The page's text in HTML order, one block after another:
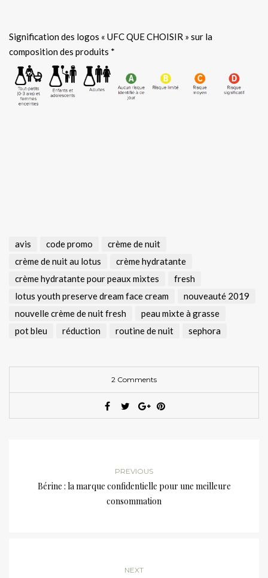
Signification des logos « UFC QUE CHOISIR » sur la
composition des produits *
avis code promo
crème de nuit
crème de nuit au lotus
crème hydratante
crème hydratante pour peaux mixtes
fresh
lotus youth preserve dream face cream
nouveauté 2019
nouvelle crème de nuit fresh
peau mixte à grasse
pot bleu
réduction routine de nuit sephora
2 Comments
PREVIOUS
Bérine : la marque confidentielle pour une meilleure
consommation
NEXT